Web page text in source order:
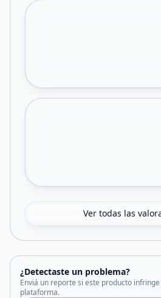
Ver todas las
¿Detectaste un problema?
Enviá un reporte si este producto
plataforma.